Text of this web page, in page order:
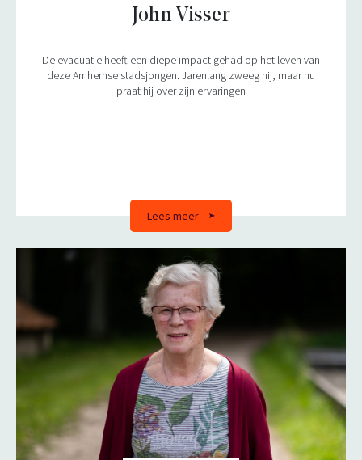
John Visser
De evacuatie heeft een diepe impact gehad op het leven van
deze Arnhemse stadsjongen. Jarenlang zweeg hij, maar nu
praat hij over zijn ervaringen
Lees meer